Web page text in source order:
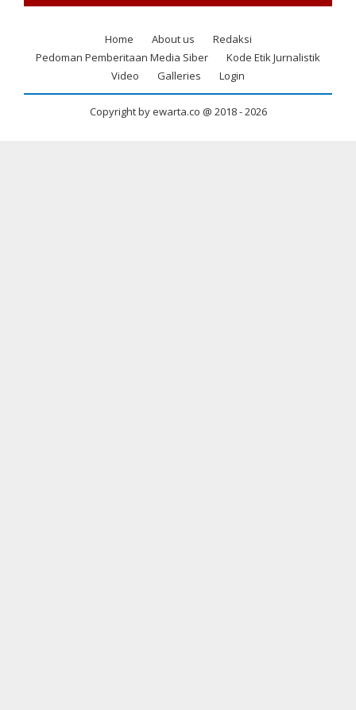
Footer
Home About us
Redaksi
Pedoman Pemberitaan Media Siber
Kode Etik Jurnalistik
Video
Galleries Login
Copyright by ewarta.co @ 2018 -2026